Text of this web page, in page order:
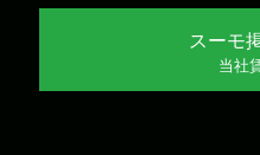
スーモ
当社